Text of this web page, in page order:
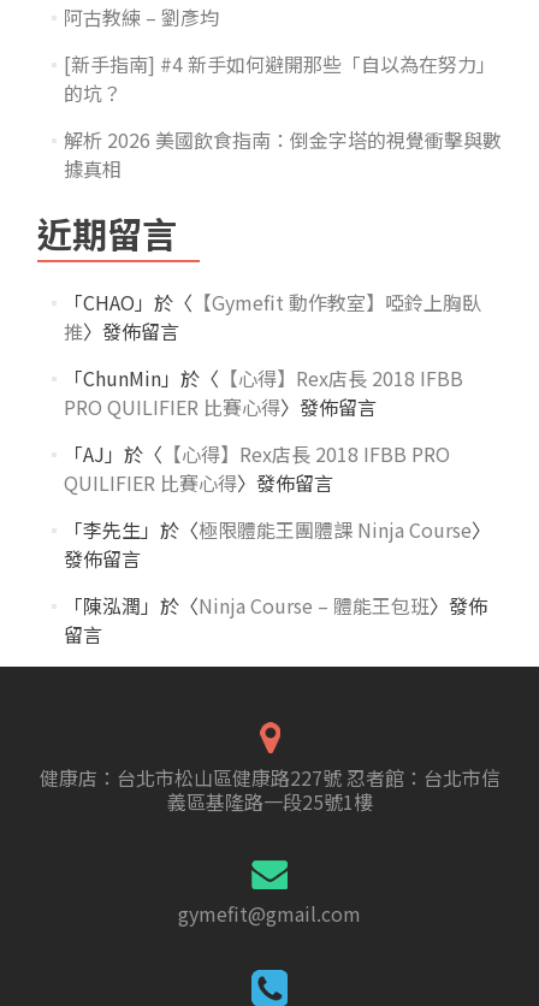
阿古教練 – 劉彥均
[新手指南] #4 新手如何避開那些「自以為在努力」
的坑？
解析 2026 美國飲食指南：倒金字塔的視覺衝擊與數
據真相
近期留言
「CHAO 」於〈 【Gymefit 動作教室】啞鈴上胸臥
推〉發佈留言
「ChunMin」於〈 【心得】Rex店長 2018 IFBB
PRO QUILIFIER 比賽心得〉發佈留言
「AJ 」於〈 【心得】Rex店長 2018 IFBB PRO
QUILIFIER 比賽心得〉發佈留言
「李先生」於〈極限體能王團體課 Ninja Course〉
發佈留言
「陳泓潤 」於〈Ninja Course – 體能王包班〉發佈
留言
健康店：台北市松山區健康路227號 忍者館：台北市信
義區基隆路一段25號1樓
gymefit@gmail.com